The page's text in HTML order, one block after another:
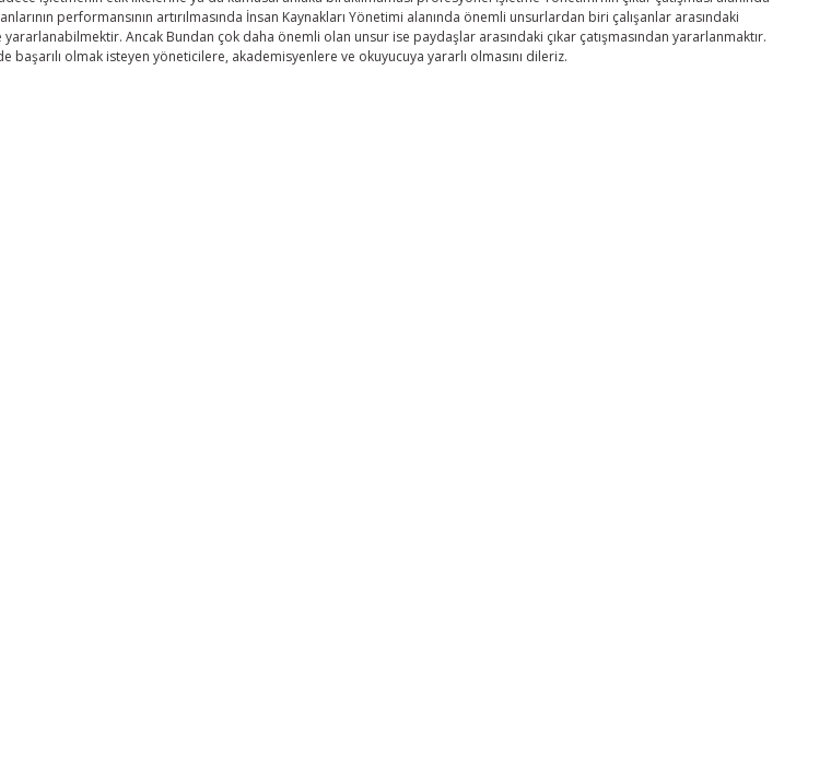
performansının artırılmasında İnsan Kaynakları Yönetimi alanında önemli unsurlardan biri çalışanlar arasındaki
yararlanabilmektir. Ancak Bundan çok daha önemli olan unsur ise paydaşlar arasındaki çıkar çatışmasından yararlanmaktır.
başarılı olmak isteyen yöneticilere, akademisyenlere ve okuyucuya yararlı olmasını dileriz.